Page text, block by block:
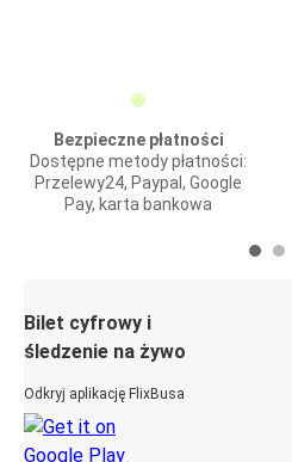
Bezpieczne płatności
Dostępne metody płatności:
Przelewy24, Paypal, Google
Pay, karta bankowa
Bilet cyfrowy i
śledzenie na żywo
Odkryj aplikację FlixBusa